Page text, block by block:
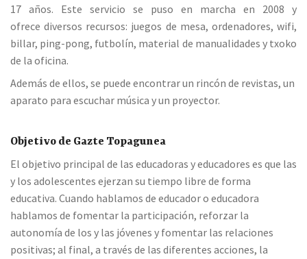
17 años. Este servicio se puso en marcha en 2008 y
ofrece diversos recursos: juegos de mesa, ordenadores, wifi,
billar, ping-pong, futbolín, material de manualidades y txoko
de la oficina.
Además de ellos, se puede encontrar un rincón de revistas, un
aparato para escuchar música y un proyector.
Objetivo de Gazte Topagunea
El objetivo principal de las educadoras y educadores es que las
y los adolescentes ejerzan su tiempo libre de forma
educativa. Cuando hablamos de educador o educadora
hablamos de fomentar la participación, reforzar la
autonomía de los y las jóvenes y fomentar las relaciones
positivas; al final, a través de las diferentes acciones, la